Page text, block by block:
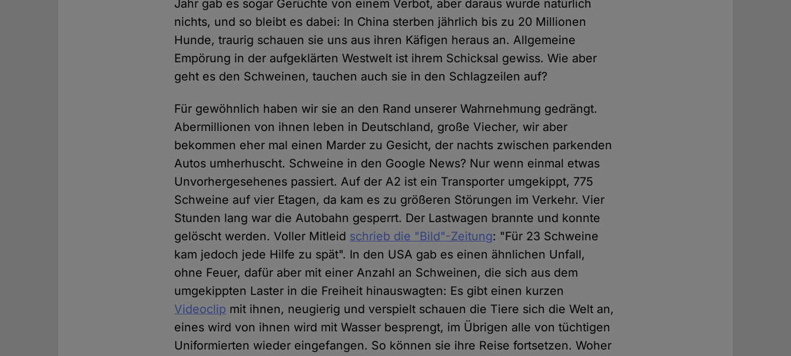
Jahr gab es sogar Gerüchte von einem Verbot, aber daraus wurde natürlich
nichts, und so bleibt es dabei: In China sterben jährlich bis zu 20 Millionen
Hunde, traurig schauen sie uns aus ihren Käfigen heraus an. Allgemeine
Empörung in der aufgeklärten Westwelt ist ihrem Schicksal gewiss. Wie aber
geht es den Schweinen, tauchen auch sie in den Schlagzeilen auf?
Für gewöhnlich haben wir sie an den Rand unserer Wahrnehmung gedrängt.
Abermillionen von ihnen leben in Deutschland, große Viecher, wir aber
bekommen eher mal einen Marder zu Gesicht, der nachts zwischen parkenden
Autos umherhuscht. Schweine in den Google News? Nur wenn einmal etwas
Unvorhergesehenes passiert. Auf der A2 ist ein Transporter umgekippt, 775
Schweine auf vier Etagen, da kam es zu größeren Störungen im Verkehr. Vier
Stunden lang war die Autobahn gesperrt. Der Lastwagen brannte und konnte
gelöscht werden. Voller Mitleid schrieb die "Bild"-Zeitung: "Für 23 Schweine
kam jedoch jede Hilfe zu spät". In den USA gab es einen ähnlichen Unfall,
ohne Feuer, dafür aber mit einer Anzahl an Schweinen, die sich aus dem
umgekippten Laster in die Freiheit hinauswagten: Es gibt einen kurzen
Videoclip mit ihnen, neugierig und verspielt schauen die Tiere sich die Welt an,
eines wird von ihnen wird mit Wasser besprengt, im Übrigen alle von tüchtigen
Uniformierten wieder eingefangen. So können sie ihre Reise fortsetzen. Woher